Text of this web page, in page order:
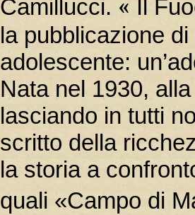
Camillucci.
Il
la pubblicazione
adolescente:
Nata nel 1930,
lasciando in tutti
scritto della
la storia a
quali «Campo di